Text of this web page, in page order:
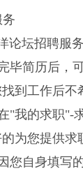
坛招聘服务
毕简历后，
到工作后不
"我的求职"-
为您提供求
您自身填写